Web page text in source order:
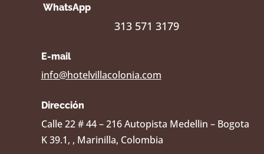
WhatsApp
313 571 3179
E-mail
info@hotelvillacolonia.com
Dirección
Calle 22 # 44 – 216 Autopista Medellin – Bogota
K 39.1, , Marinilla, Colombia